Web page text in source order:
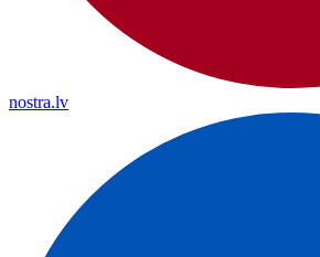
nostra.lv